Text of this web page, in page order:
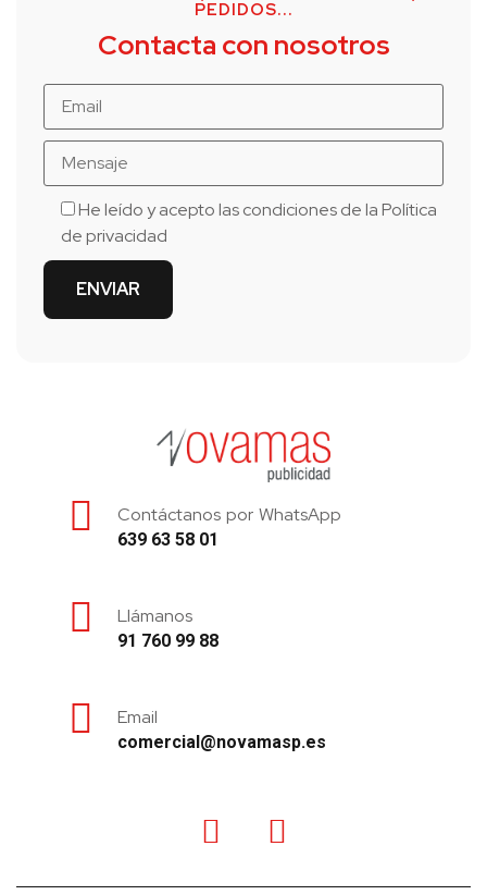
PEDIDOS...
Contacta con nosotros
He leído y acepto las condiciones de laPolítica
de privacidad
Contáctanos por WhatsApp
639 63 58 01
Llámanos
91 760 99 88
Email
comercial@novamasp.es